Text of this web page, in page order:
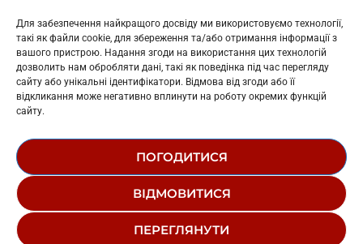
Для забезпечення найкращого досвіду ми використовуємо технології,
такі як файли cookie, для збереження та/або отримання інформації з
вашого пристрою. Надання згоди на використання цих технологій
дозволить нам обробляти дані, такі як поведінка під час перегляду
сайту або унікальні ідентифікатори. Відмова від згоди або її
відкликання може негативно вплинути на роботу окремих функцій
сайту.
ПОГОДИТИСЯ
ВІДМОВИТИСЯ
ПЕРЕГЛЯНУТИ
Косів: L11-01805
Гарасимів: L11-02274
© 1995-2026 РК «ЗАХІДНИЙ ПОЛЮС»
РЕДАКЦІЙНИЙ СТАТУТ
СТРУКТУРА ВЛАСНОСТІ